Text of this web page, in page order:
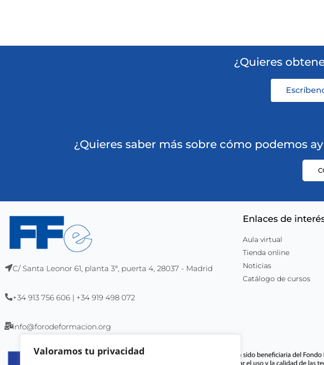
Valoramos tu privacidad
¿Quieres
¿Quieres saber más sobre cómo podemos
C/ Santa Leonor 61, planta 3ª, puerta 4, 28037 - Madrid
+34 913 756 606 | +34 919 498 072
info@forodeformacion.org
Enlaces de
Aula virtual
Tienda online
Noticias
Catálogo de cursos